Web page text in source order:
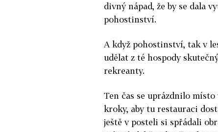
divný nápad, že by se dala
pohostinství.
A když pohostinství, tak v
udělat z té hospody
rekreanty.
Ten čas se uprázdnilo
kroky, aby tu restauraci
ještě v posteli si spřádali